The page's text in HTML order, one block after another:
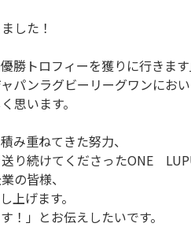
した！
勝トロフィーを獲りに行きます
パンラグビーリーグワンにお
思います。
み重ねてきた努力、
り続けてくださったONE
の皆様、
上げます。
！」とお伝えしたいです。